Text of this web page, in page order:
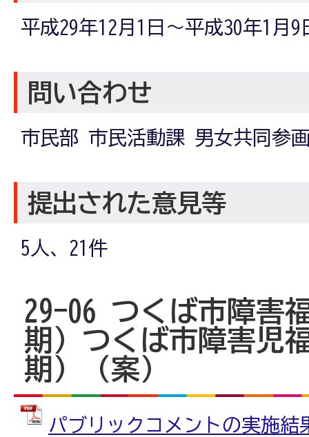
平成29年12月1日～平成30年1月9
問い合わせ
市民部 市民活動課 男女共同参
提出された意見等
5人、21件
29-06 つくば市障害
期）つくば市障害児
期）（案）
パブリックコメントの実施結